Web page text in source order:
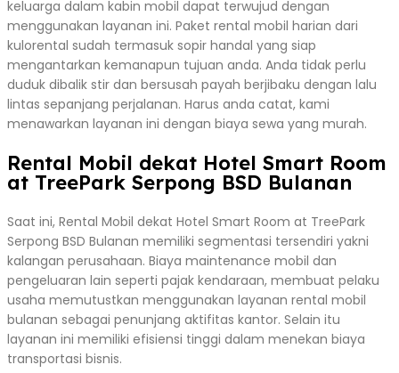
keluarga dalam kabin mobil dapat terwujud dengan
menggunakan layanan ini. Paket rental mobil harian dari
kulorental sudah termasuk sopir handal yang siap
mengantarkan kemanapun tujuan anda. Anda tidak perlu
duduk dibalik stir dan bersusah payah berjibaku dengan lalu
lintas sepanjang perjalanan. Harus anda catat, kami
menawarkan layanan ini dengan biaya sewa yang murah.
Rental Mobil dekat Hotel Smart Room
at TreePark Serpong BSD Bulanan
Saat ini, Rental Mobil dekat Hotel Smart Room at TreePark
Serpong BSD Bulanan memiliki segmentasi tersendiri yakni
kalangan perusahaan. Biaya maintenance mobil dan
pengeluaran lain seperti pajak kendaraan, membuat pelaku
usaha memutustkan menggunakan layanan rental mobil
bulanan sebagai penunjang aktifitas kantor. Selain itu
layanan ini memiliki efisiensi tinggi dalam menekan biaya
transportasi bisnis.